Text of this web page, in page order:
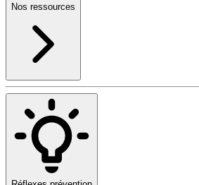
Nos ressources